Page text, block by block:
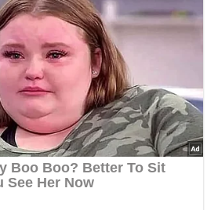
Paprika oder Frühlingszwiebeln
Note kannst du etwas
Die Suppe sollte gut gekühlt
sie ihre erfrischende Wirkung
Leben Berlin, 1985
Pinterest-Board